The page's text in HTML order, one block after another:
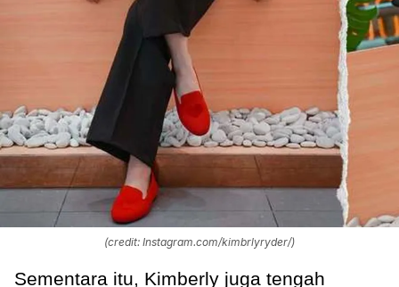
(credit: Instagram.com/kimbrlyryder/)
Sementara itu, Kimberly juga tengah